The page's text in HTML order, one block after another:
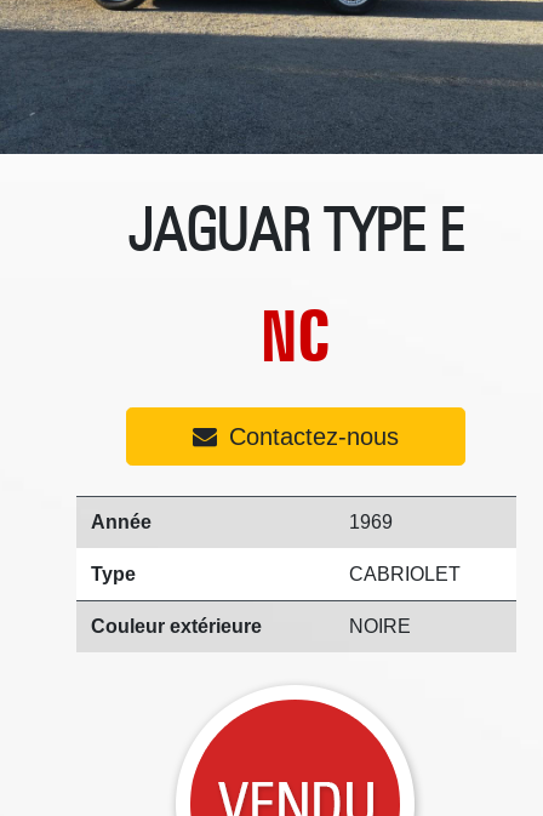
JAGUAR TYPE E
NC
Contactez-nous
Année 1969
Type CABRIOLET
Couleur extérieure NOIRE